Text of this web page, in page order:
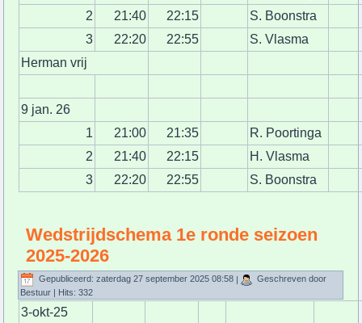
2
21:40 22:15
S. Boonstra
3
22:20 22:55
S. Vlasma
Herman vrij
9 jan. 26
1
21:00 21:35
R. Poortinga
2
21:40 22:15
H. Vlasma
3
22:20 22:55 S. Boonstra
Wedstrijdschema 1e ronde seizoen
2025-2026
Gepubliceerd: zaterdag 27 september 2025 08:58 |
Geschreven door
Bestuur | Hits: 332
3-okt-25